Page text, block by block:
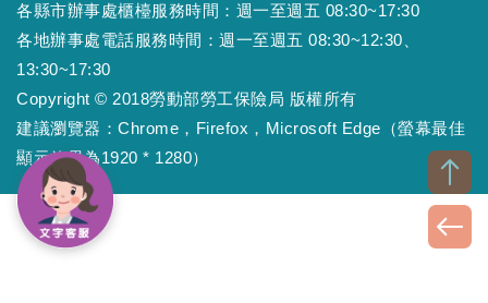
各縣市辦事處櫃檯服務時間：週一至週五 08:30~17:30
各地辦事處電話服務時間：週一至週五 08:30~12:30、
13:30~17:30
Copyright © 2018勞動部勞工保險局 版權所有
建議瀏覽器：Chrome，Firefox，Microsoft Edge（螢幕最佳
顯示效果為1920 * 1280）